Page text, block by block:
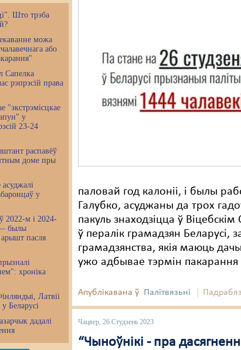
Што трэба
можа
або
Сапелка
рэпрэсій права
"экстрэмісцкае
у
23-24
распавёў
доме пры
у
2022-м і 2024-
— былы
арышт пасля
хроніка
Латвіі
у Беларусі
дадалі
паловай год калоніі, і былы
Галубко, асуджаны да трох
пакуль знаходзіцца ў
ў пералік грамадзян Беларусі,
грамадзянства, якія маюць
ужо адбывае тэрмін
Апублікавана ў Палітвязьні
Чацвер, 26 Студзень 2023
“Чыноўнікі - пра